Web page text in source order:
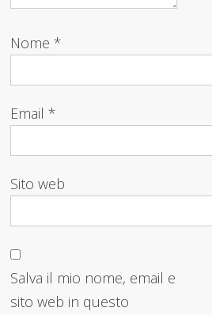
Nome*
Email*
Sito web
Salva il mio nome, email e
sito web in questo